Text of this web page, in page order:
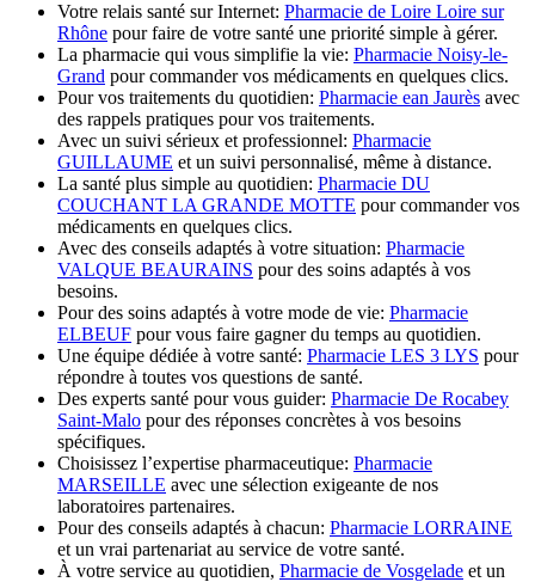
Votre relais santé sur Internet: Pharmacie de Loire Loire sur
Rhône pour faire de votre santé une priorité simple à gérer.
La pharmacie qui vous simplifie la vie: Pharmacie Noisy-le-
Grand pour commander vos médicaments en quelques clics.
Pour vos traitements du quotidien: Pharmacie ean Jaurès avec
des rappels pratiques pour vos traitements.
Avec un suivi sérieux et professionnel: Pharmacie
GUILLAUME et un suivi personnalisé, même à distance.
La santé plus simple au quotidien: Pharmacie DU
COUCHANT LA GRANDE MOTTE pour commander vos
médicaments en quelques clics.
Avec des conseils adaptés à votre situation: Pharmacie
VALQUE BEAURAINS pour des soins adaptés à vos
besoins.
Pour des soins adaptés à votre mode de vie: Pharmacie
ELBEUF pour vous faire gagner du temps au quotidien.
Une équipe dédiée à votre santé: Pharmacie LES 3 LYS pour
répondre à toutes vos questions de santé.
Des experts santé pour vous guider: Pharmacie De Rocabey
Saint-Malo pour des réponses concrètes à vos besoins
spécifiques.
Choisissez l’expertise pharmaceutique: Pharmacie
MARSEILLE avec une sélection exigeante de nos
laboratoires partenaires.
Pour des conseils adaptés à chacun: Pharmacie LORRAINE
et un vrai partenariat au service de votre santé.
À votre service au quotidien, Pharmacie de Vosgelade et un